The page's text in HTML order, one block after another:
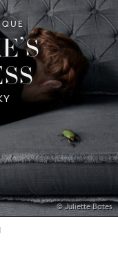
TICKETS &
LA
© Juliette Bates